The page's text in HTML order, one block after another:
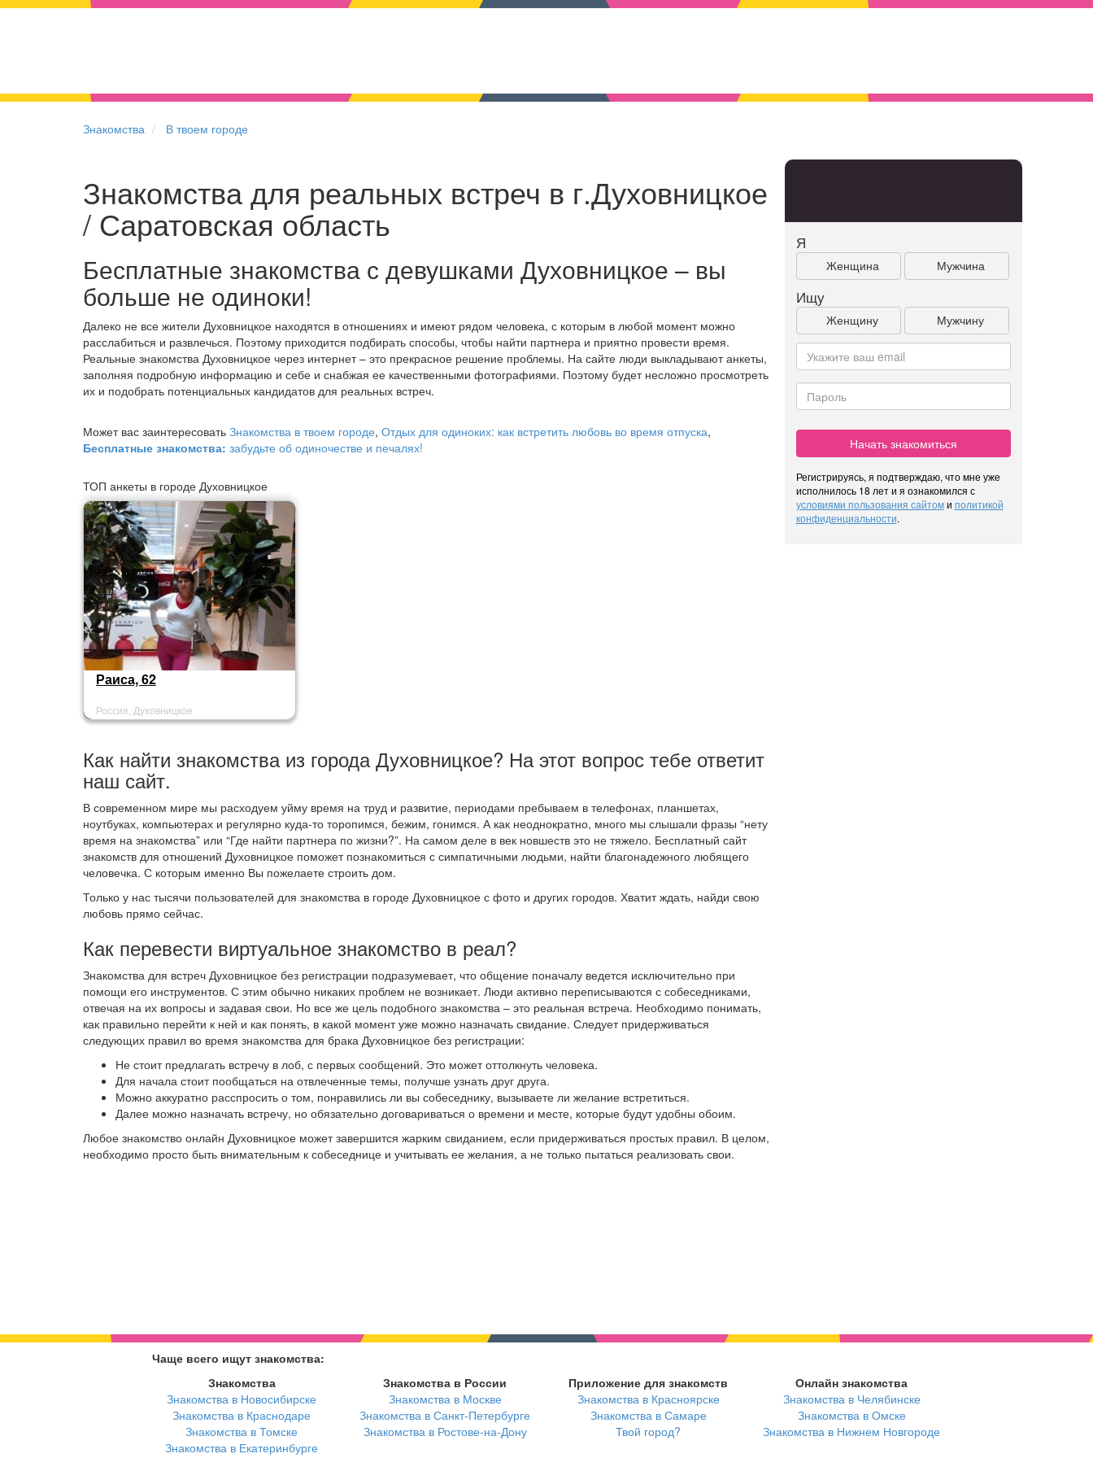
Знакомства В твоем городе
Знакомства для реальных встреч в г.Духовницкое
/ Саратовская область
Бесплатные знакомства с девушками Духовницкое – вы
больше не одиноки!
Далеко не все жители Духовницкое находятся в отношениях и имеют рядом человека, с которым в любой момент можно
расслабиться и развлечься. Поэтому приходится подбирать способы, чтобы найти партнера и приятно провести время.
Реальные знакомства Духовницкое через интернет – это прекрасное решение проблемы. На сайте люди выкладывают анкеты,
заполняя подробную информацию и себе и снабжая ее качественными фотографиями. Поэтому будет несложно просмотреть
их и подобрать потенциальных кандидатов для реальных встреч.
Может вас заинтересовать Знакомства в твоем городе, Отдых для одиноких: как встретить любовь во время отпуска,
Бесплатные знакомства: забудьте об одиночестве и печалях!
ТОП анкеты в городе Духовницкое
Раиса, 62
Россия, Духовницкое
Как найти знакомства из города Духовницкое? На этот вопрос тебе ответит
наш сайт.
В современном мире мы расходуем уйму время на труд и развитие, периодами пребываем в телефонах, планшетах,
ноутбуках, компьютерах и регулярно куда-то торопимся, бежим, гонимся. А как неоднократно, много мы слышали фразы “нету
время на знакомства” или “Где найти партнера по жизни?”. На самом деле в век новшеств это не тяжело. Бесплатный сайт
знакомств для отношений Духовницкое поможет познакомиться с симпатичными людьми, найти благонадежного любящего
человечка. С которым именно Вы пожелаете строить дом.
Только у нас тысячи пользователей для знакомства в городе Духовницкое с фото и других городов. Хватит ждать, найди свою
любовь прямо сейчас.
Как перевести виртуальное знакомство в реал?
Знакомства для встреч Духовницкое без регистрации подразумевает, что общение поначалу ведется исключительно при
помощи его инструментов. С этим обычно никаких проблем не возникает. Люди активно переписываются с собеседниками,
отвечая на их вопросы и задавая свои. Но все же цель подобного знакомства – это реальная встреча. Необходимо понимать,
как правильно перейти к ней и как понять, в какой момент уже можно назначать свидание. Следует придерживаться
следующих правил во время знакомства для брака Духовницкое без регистрации:
Не стоит предлагать встречу в лоб, с первых сообщений. Это может оттолкнуть человека.
Для начала стоит пообщаться на отвлеченные темы, получше узнать друг друга.
Можно аккуратно расспросить о том, понравились ли вы собеседнику, вызываете ли желание встретиться.
Далее можно назначать встречу, но обязательно договариваться о времени и месте, которые будут удобны обоим.
Любое знакомство онлайн Духовницкое может завершится жарким свиданием, если придерживаться простых правил. В целом,
необходимо просто быть внимательным к собеседнице и учитывать ее желания, а не только пытаться реализовать свои.
Я
Женщина Мужчина
Ищу
Женщину Мужчину
Начать знакомиться
Регистрируясь, я подтверждаю, что мне уже
исполнилось 18 лет и я ознакомился с
условиями пользования сайтоми политикой
конфиденциальности.
Чаще всего ищут знакомства:
Знакомства
Знакомства в Новосибирске
Знакомства в Краснодаре
Знакомства в Томске
Знакомства в Екатеринбурге
Знакомства в России
Знакомства в Москве
Знакомства в Санкт-Петербурге
Знакомства в Ростове-на-Дону
Приложение для знакомств
Знакомства в Красноярске
Знакомства в Самаре
Твой город?
Онлайн знакомства
Знакомства в Челябинске
Знакомства в Омске
Знакомства в Нижнем Новгороде